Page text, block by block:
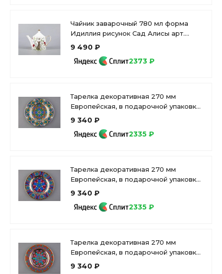
Чайник заварочный 780 мл форма
Идиллия рисунок Сад Алисы арт.
80.42107.00.1
9 490 ₽
2373 ₽
Тарелка декоративная 270 мм
Европейская, в подарочной упаковке,
рисунок Готическая 9, арт
9 340 ₽
2335 ₽
Тарелка декоративная 270 мм
Европейская, в подарочной упаковке,
рисунок Готическая 7 арт.
9 340 ₽
2335 ₽
Тарелка декоративная 270 мм
Европейская, в подарочной упаковке,
рисунок Готическая 6 арт.
9 340 ₽